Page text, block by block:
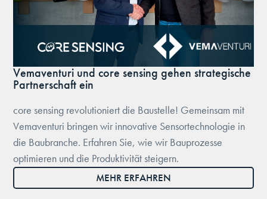
Vemaventuri und core sensing gehen strategische
Partnerschaft ein
core sensing revolutioniert die Baustelle! Gemeinsam mit
Vemaventuri bringen wir innovative Sensortechnologie in
die Baubranche. Erfahren Sie, wie wir Bauprozesse
optimieren und die Produktivität steigern.
MEHR ERFAHREN